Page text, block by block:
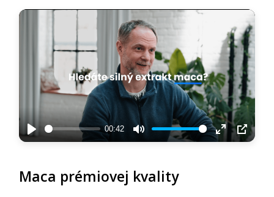
Play
00:42
Mute
EnterPIP
Maca prémiovej kvality